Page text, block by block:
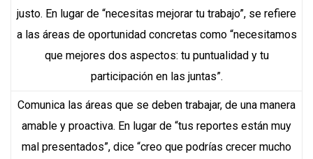
justo. En lugar de “necesitas mejorar tu trabajo”, se refiere
a las áreas de oportunidad concretas como “necesitamos
que mejores dos aspectos: tu puntualidad y tu
participación en las juntas”.
Comunica las áreas que se deben trabajar, de una manera
amable y proactiva. En lugar de “tus reportes están muy
mal presentados”, dice “creo que podrías crecer mucho